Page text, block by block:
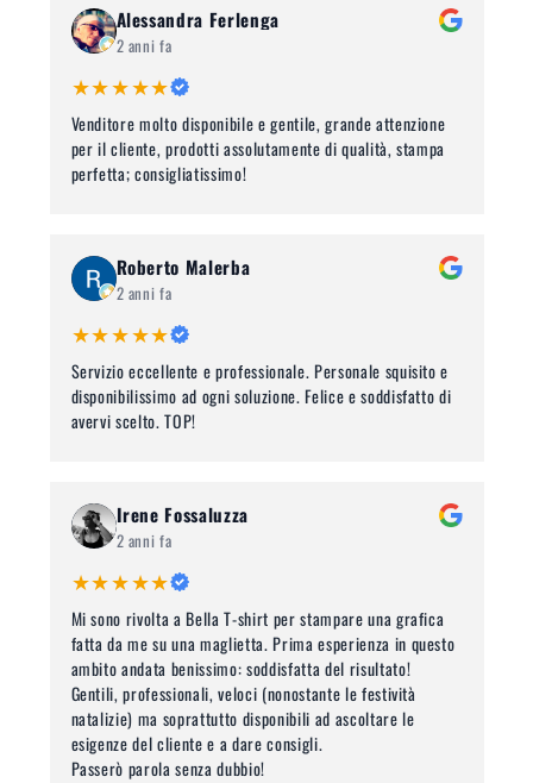
Alessandra Ferlenga
2 anni fa
★★★★★
Venditore molto disponibile e gentile, grande attenzione
per il cliente, prodotti assolutamente di qualità, stampa
perfetta; consigliatissimo!
Roberto Malerba
2 anni fa
★★★★★
Servizio eccellente e professionale. Personale squisito e
disponibilissimo ad ogni soluzione. Felice e soddisfatto di
avervi scelto. TOP!
Irene Fossaluzza
2 anni fa
★★★★★
Mi sono rivolta a Bella T-shirt per stampare una grafica
fatta da me su una maglietta. Prima esperienza in questo
ambito andata benissimo: soddisfatta del risultato!
Gentili, professionali, veloci (nonostante le festività
natalizie) ma soprattutto disponibili ad ascoltare le
esigenze del cliente e a dare consigli.
Passerò parola senza dubbio!